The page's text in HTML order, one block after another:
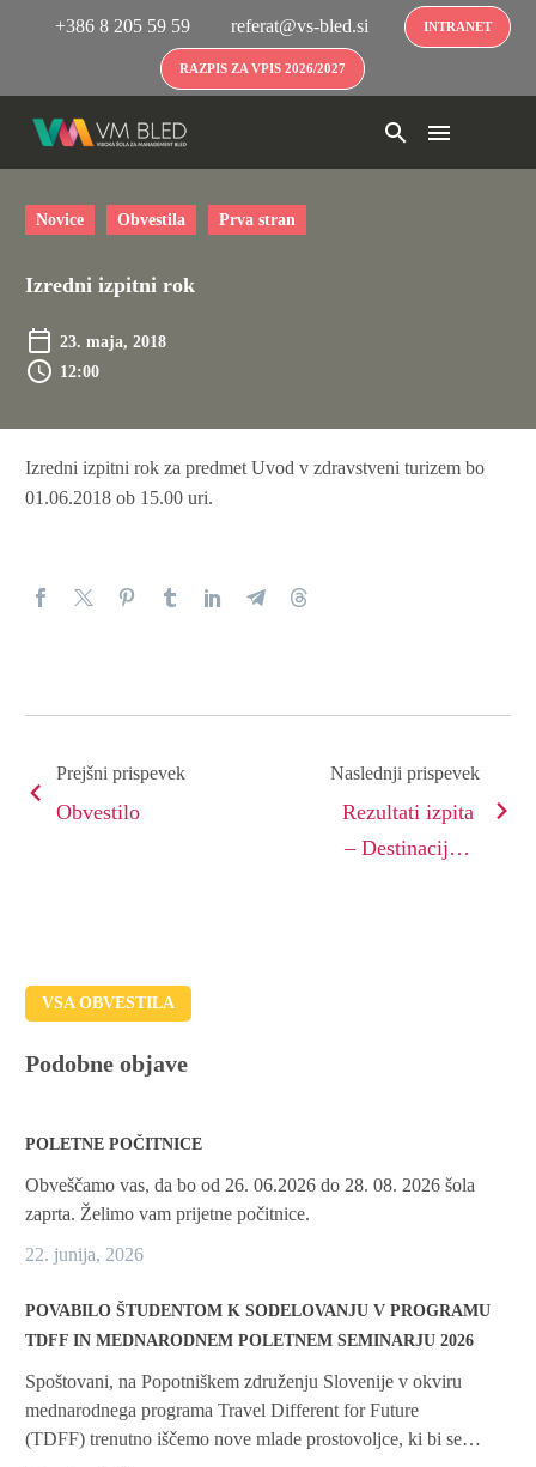
+386 8 205 59 59 referat@vs-bled.si INTRANET
RAZPIS ZA VPIS 2026/2027
Novice Obvestila Prva stran
Izredni izpitni rok
23. maja, 2018
12:00
Izredni izpitni rok za predmet Uvod v zdravstveni turizem bo
01.06.2018 ob 15.00 uri.
Prejšni prispevek
Obvestilo
Naslednji prispevek
Rezultati izpita
– Destinacijski
VSA OBVESTILA
Podobne objave
POLETNE POČITNICE
Obveščamo vas, da bo od 26. 06.2026 do 28. 08. 2026 šola
zaprta. Želimo vam prijetne počitnice.
22. junija, 2026
POVABILO ŠTUDENTOM K SODELOVANJU V PROGRAMU
TDFF IN MEDNARODNEM POLETNEM SEMINARJU 2026
Spoštovani, na Popotniškem združenju Slovenije v okviru
mednarodnega programa Travel Different for Future
(TDFF) trenutno iščemo nove mlade prostovoljce, ki bi se…